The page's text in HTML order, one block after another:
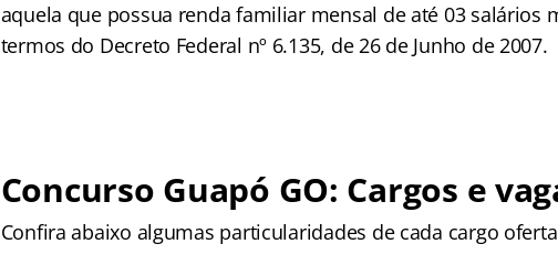
aquela que possua renda familiar mensal de até 03 salários
termos do Decreto Federal nº 6.135, de 26 de Junho de 2007.
Concurso Guapó GO: Cargos e
Confira abaixo algumas particularidades de cada cargo